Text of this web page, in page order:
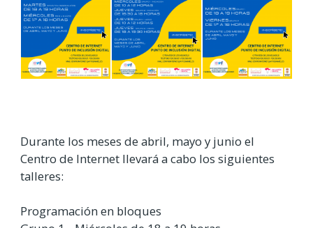
la
navegación
Durante los meses de abril, mayo y junio el
Centro de Internet llevará a cabo los siguientes
talleres:
Programación en bloques